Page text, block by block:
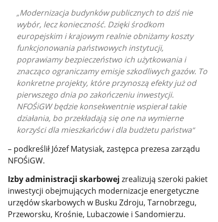
Modernizacja budynków publicznych to dziś nie
wybór, lecz konieczność. Dzięki środkom
europejskim i krajowym realnie obniżamy koszty
funkcjonowania państwowych instytucji,
poprawiamy bezpieczeństwo ich użytkowania i
znacząco ograniczamy emisje szkodliwych gazów. To
konkretne projekty, które przynoszą efekty już od
pierwszego dnia po zakończeniu inwestycji.
NFOŚiGW będzie konsekwentnie wspierał takie
działania, bo przekładają się one na wymierne
korzyści dla mieszkańców i dla budżetu państwa
– podkreślił Józef Matysiak, zastępca prezesa zarządu
NFOŚiGW.
Izby administracji skarbowej zrealizują szeroki pakiet
inwestycji obejmujących modernizacje energetyczne
urzędów skarbowych w Busku Zdroju, Tarnobrzegu,
Przeworsku, Krośnie, Lubaczowie i Sandomierzu.